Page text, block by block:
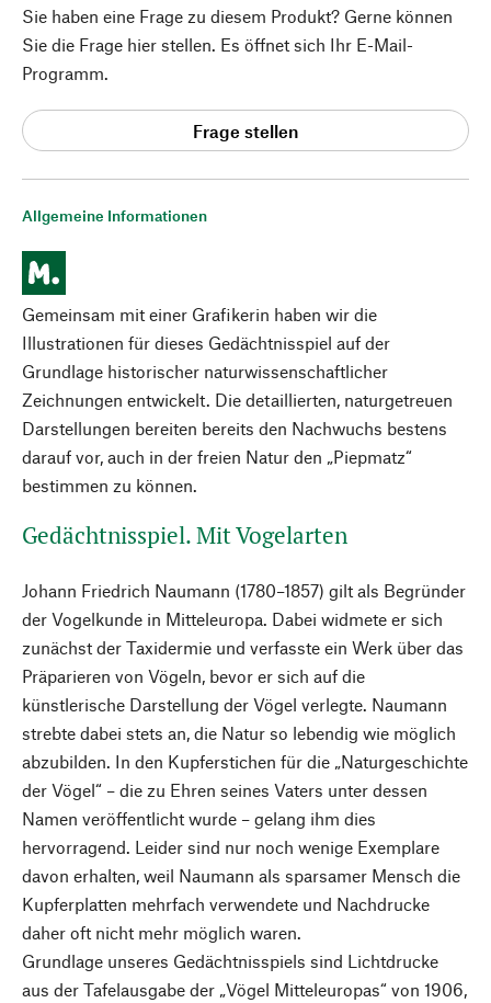
Allgemeine Informationen
Gemeinsam mit einer Grafikerin haben wir die
Illustrationen für dieses Gedächtnisspiel auf der
Grundlage historischer naturwissenschaftlicher
Zeichnungen entwickelt. Die detaillierten, naturgetreuen
Darstellungen bereiten bereits den Nachwuchs bestens
darauf vor, auch in der freien Natur den „Piepmatz“
bestimmen zu können.
Gedächtnisspiel. Mit Vogelarten
Johann Friedrich Naumann (1780–1857) gilt als Begründer
der Vogelkunde in Mitteleuropa. Dabei widmete er sich
zunächst der Taxidermie und verfasste ein Werk über das
Präparieren von Vögeln, bevor er sich auf die
künstlerische Darstellung der Vögel verlegte. Naumann
strebte dabei stets an, die Natur so lebendig wie möglich
abzubilden. In den Kupferstichen für die „Naturgeschichte
der Vögel“ – die zu Ehren seines Vaters unter dessen
Namen veröffentlicht wurde – gelang ihm dies
hervorragend. Leider sind nur noch wenige Exemplare
davon erhalten, weil Naumann als sparsamer Mensch die
Kupferplatten mehrfach verwendete und Nachdrucke
daher oft nicht mehr möglich waren.
Grundlage unseres Gedächtnisspiels sind Lichtdrucke
aus der Tafelausgabe der „Vögel Mitteleuropas“ von 1906,
Sie haben eine Frage zu diesem Produkt? Gerne können
Sie die Frage hier stellen. Es öffnet sich Ihr E-Mail-
Programm.
Frage stellen